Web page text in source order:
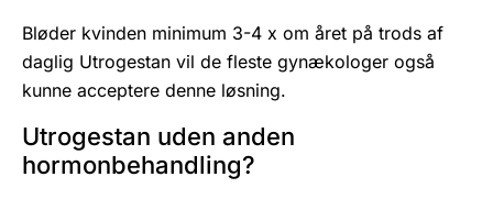
Bløder kvinden minimum 3-4 x om året på trods af
daglig Utrogestan vil de fleste gynækologer også
kunne acceptere denne løsning.
Utrogestan uden anden
hormonbehandling?